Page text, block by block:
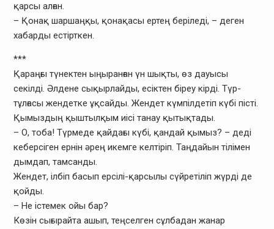
қарсы алған.
– Қонақ шаршаңқы, қонақасы ертең беріледі, – деген
хабарды естірткен.
***
Қараңғы түнектен ыңыранған үн шықты, өз дауысы
секілді. Әлдене сықырлайды, есіктен біреу кірді. Түр-
тұлғасы жендетке ұқсайды. Жендет күмпілдетіп күбі пісті.
Қымыздың қыштылқым иісі танау қытықтады.
– О, тоба! Түрмеде қайдағы күбі, қандай қымыз? – деді
кеберсіген ернін әрең икемге келтіріп. Таңдайын тілімен
дымдап, тамсанды.
Жендет, ілбіп басып ерсілі-қарсылы сүйретіліп жүрді де
қойды.
– Не істемек ойы бар?
Көзін сығырайта ашып, теңселген сұлбадан жанар